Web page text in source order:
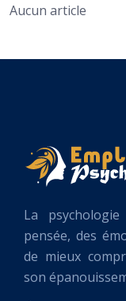
Aucun article
La
pensée, des
de mieux
son